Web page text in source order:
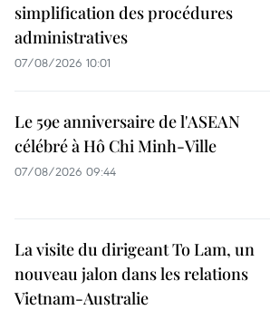
simplification des procédures
administratives
07/08/2026 10:01
Le 59e anniversaire de l'ASEAN
célébré à Hô Chi Minh-Ville
07/08/2026 09:44
La visite du dirigeant To Lam, un
nouveau jalon dans les relations
Vietnam-Australie